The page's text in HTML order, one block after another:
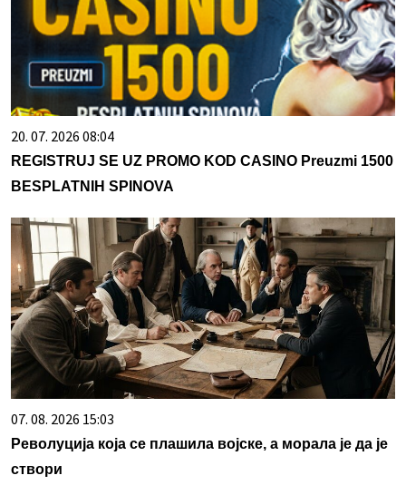
20. 07. 2026 08:04
REGISTRUJ SE UZ PROMO KOD CASINO Preuzmi 1500
BESPLATNIH SPINOVA
07. 08. 2026 15:03
Револуција која се плашила војске, а морала је да је
створи